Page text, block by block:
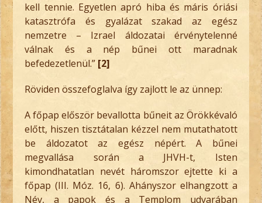
kell tennie. Egyetlen apró hiba és máris óriási
katasztrófa és gyalázat szakad az egész
nemzetre – Izrael áldozatai érvénytelenné
válnak és a nép bűnei ott maradnak
befedezetlenül.” [2]
Röviden összefoglalva így zajlott le az ünnep:
A főpap először bevallotta bűneit az Örökkévaló
előtt, hiszen tisztátalan kézzel nem mutathatott
be áldozatot az egész népért. A bűnei
megvallása során a JHVH-t, Isten
kimondhatatlan nevét háromszor ejtette ki a
főpap (III. Móz. 16, 6). Ahányszor elhangzott a
Név, a papok és a Templom udvarában